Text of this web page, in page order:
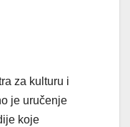
za kulturu i
je uručenje
koje